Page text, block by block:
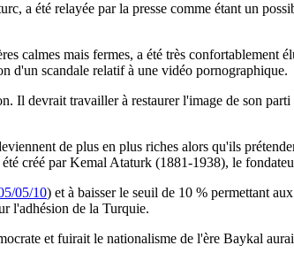
a été relayée par la presse comme étant un
calmes mais fermes, a été très confortablement
d'un scandale relatif à une vidéo pornographique.
devrait travailler à restaurer l'image de son
de plus en plus riches alors qu'ils
créé par Kemal Ataturk (1881-1938), le
05/10) et à baisser le seuil de 10 % permettant
l'adhésion de la Turquie.
et fuirait le nationalisme de l'ère Baykal